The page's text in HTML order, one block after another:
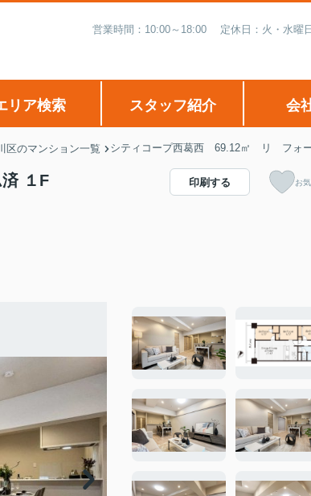
営業時間：10:00～18:00 定休日：火・水曜
リア検索 スタッフ紹介 会
区のマンション一覧 シティコープ西葛西 69.12㎡ リ フォ
１F 印刷する お